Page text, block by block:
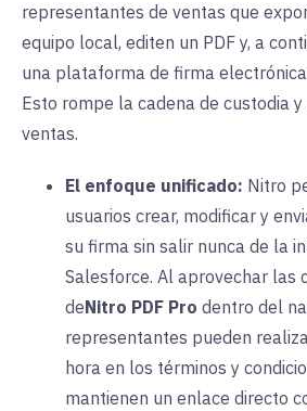
representantes de ventas que
equipo local, editen un PDF y, a
una plataforma de firma
Esto rompe la cadena de custodia
ventas.
El enfoque unificado: Nitro
usuarios crear, modificar y
su firma sin salir nunca de la
Salesforce. Al aprovechar las
deNitro PDF Pro dentro del
representantes pueden
hora en los términos y
mantienen un enlace directo